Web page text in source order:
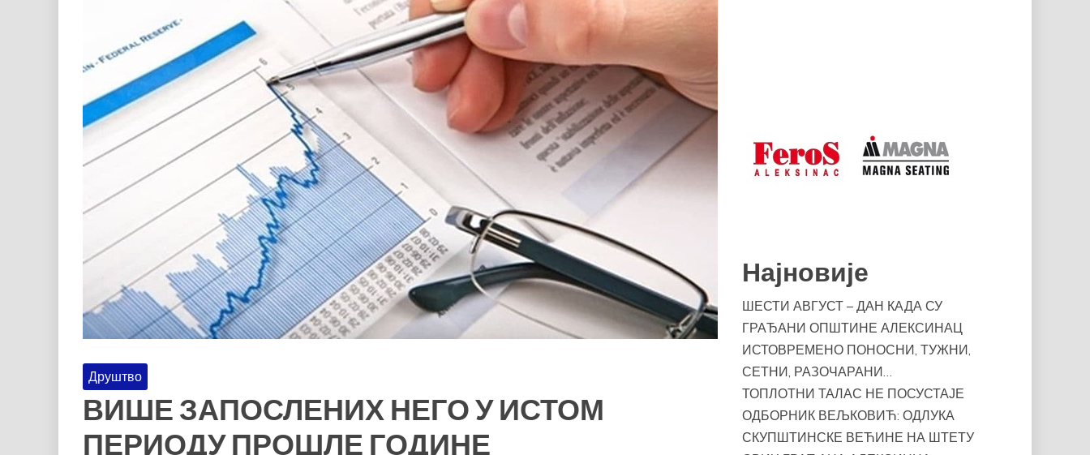
Друштво
ВИШЕ ЗАПОСЛЕНИХ НЕГО У ИСТОМ
ПЕРИОДУ ПРОШЛЕ ГОДИНЕ
Најновије
ШЕСТИ АВГУСТ – ДАН КАДА СУ
ГРАЂАНИ ОПШТИНЕ АЛЕКСИНАЦ
ИСТОВРЕМЕНО ПОНОСНИ, ТУЖНИ,
СЕТНИ, РАЗОЧАРАНИ…
ТОПЛОТНИ ТАЛАС НЕ ПОСУСТАЈЕ
ОДБОРНИК ВЕЉКОВИЋ: ОДЛУКА
СКУПШТИНСКЕ ВЕЋИНЕ НА ШТЕТУ